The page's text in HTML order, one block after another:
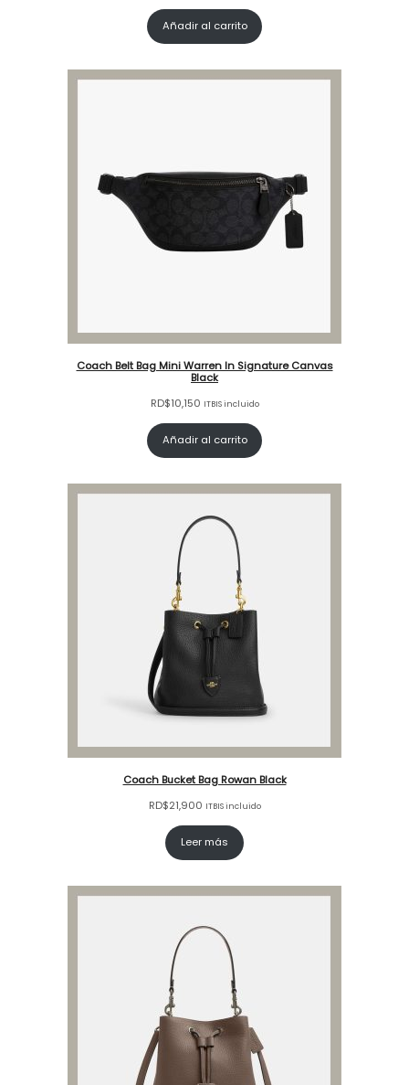
Añadir al carrito
Coach Belt Bag Mini Warren In Signature Canvas
Black
RD$10,150 ITBIS incluido
Añadir al carrito
Coach Bucket Bag Rowan Black
RD$21,900 ITBIS incluido
Leer más